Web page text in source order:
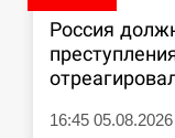
Россия
16:45